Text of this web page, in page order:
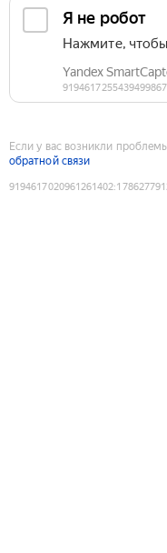
Если у вас возникли
обратной связи
9194617020961261402: